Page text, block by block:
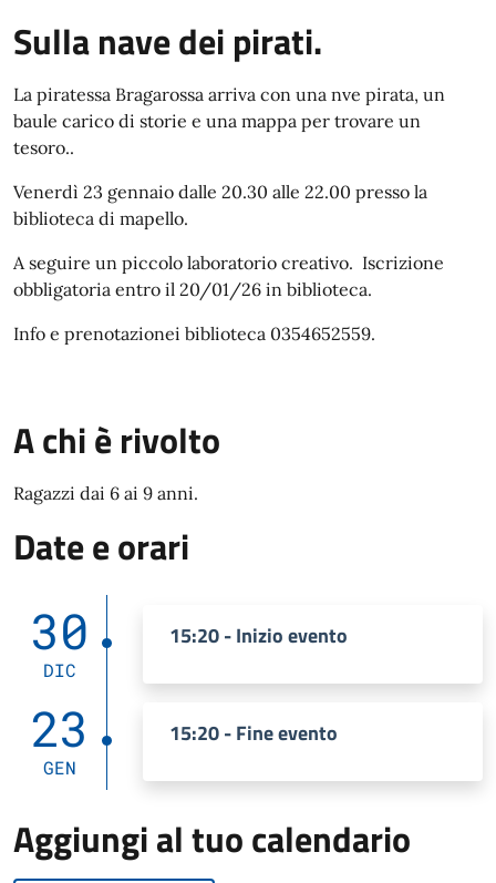
Sulla nave dei pirati.
La piratessa Bragarossa arriva con una nve pirata, un
baule carico di storie e una mappa per trovare un
tesoro..
Venerdì 23 gennaio dalle 20.30 alle 22.00 presso la
biblioteca di mapello.
A seguire un piccolo laboratorio creativo. Iscrizione
obbligatoria entro il 20/01/26 in biblioteca.
Info e prenotazionei biblioteca 0354652559.
A chi è rivolto
Ragazzi dai 6 ai 9 anni.
Date e orari
30
DIC
15:20 - Inizio evento
23
GEN
15:20 - Fine evento
Aggiungi al tuo calendario